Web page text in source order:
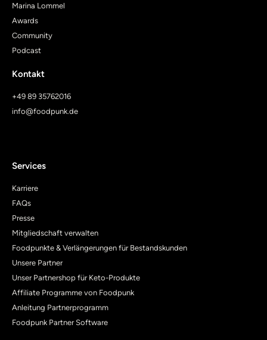
Marina Lommel
Awards
Community
Podcast
Kontakt
+49 89 35762016
info@foodpunk.de
Services
Karriere
FAQs
Presse
Mitgliedschaft verwalten
Foodpunkte & Verlängerungen für Bestandskunden
Unsere Partner
Unser Partnershop für Keto-Produkte
Affiliate Programme von Foodpunk
Anleitung Partnerprogramm
Foodpunk Partner Software